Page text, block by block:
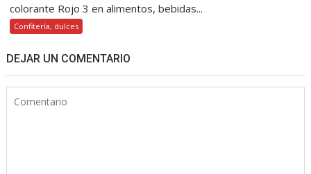
colorante Rojo 3 en alimentos, bebidas...
Confitería, dulces
DEJAR UN COMENTARIO